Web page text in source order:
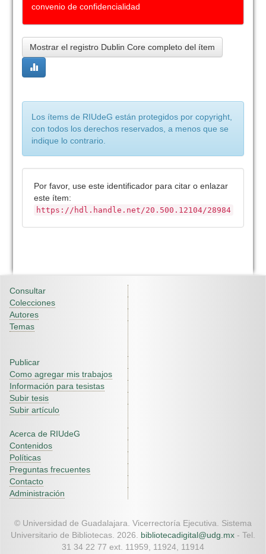
convenio de confidencialidad
Mostrar el registro Dublin Core completo del ítem
Los ítems de RIUdeG están protegidos por copyright,
con todos los derechos reservados, a menos que se
indique lo contrario.
Por favor, use este identificador para citar o enlazar
este ítem:
https://hdl.handle.net/20.500.12104/28984
Consultar
Colecciones
Autores
Temas
Publicar
Como agregar mis trabajos
Información para tesistas
Subir tesis
Subir artículo
Acerca de RIUdeG
Contenidos
Políticas
Preguntas frecuentes
Contacto
Administración
© Universidad de Guadalajara. Vicerrectoría Ejecutiva. Sistema
Universitario de Bibliotecas. 2026. bibliotecadigital@udg.mx - Tel.
31 34 22 77 ext. 11959, 11924, 11914